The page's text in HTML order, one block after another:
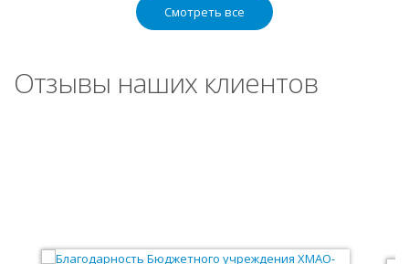
Смотреть все
Отзывы наших клиентов